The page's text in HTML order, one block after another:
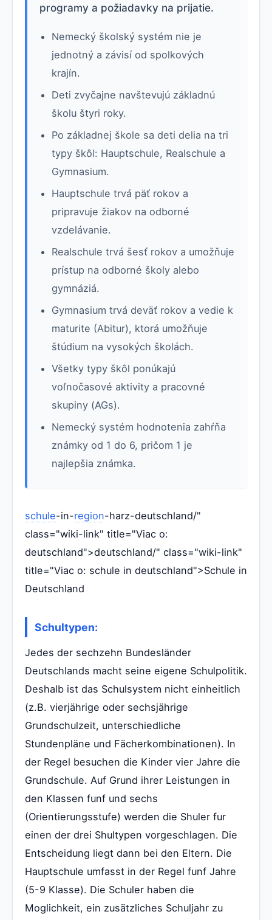
programy a požiadavky na prijatie.
Nemecký školský systém nie je
jednotný a závisí od spolkových
krajín.
Deti zvyčajne navštevujú základnú
školu štyri roky.
Po základnej škole sa deti delia na tri
typy škôl: Hauptschule, Realschule a
Gymnasium.
Hauptschule trvá päť rokov a
pripravuje žiakov na odborné
vzdelávanie.
Realschule trvá šesť rokov a umožňuje
prístup na odborné školy alebo
gymnáziá.
Gymnasium trvá deväť rokov a vedie k
maturite (Abitur), ktorá umožňuje
štúdium na vysokých školách.
Všetky typy škôl ponúkajú
voľnočasové aktivity a pracovné
skupiny (AGs).
Nemecký systém hodnotenia zahŕňa
známky od 1 do 6, pričom 1 je
najlepšia známka.
schule-in-region-harz-deutschland/"
class="wiki-link" title="Viac o:
deutschland">deutschland/" class="wiki-link"
title="Viac o: schule in deutschland">Schule in
Deutschland
Schultypen:
Jedes der sechzehn Bundesländer
Deutschlands macht seine eigene Schulpolitik.
Deshalb ist das Schulsystem nicht einheitlich
(z.B. vierjährige oder sechsjährige
Grundschulzeit, unterschiedliche
Stundenpläne und Fächerkombinationen). In
der Regel besuchen die Kinder vier Jahre die
Grundschule. Auf Grund ihrer Leistungen in
den Klassen funf und sechs
(Orientierungsstufe) werden die Shuler fur
einen der drei Shultypen vorgeschlagen. Die
Entscheidung liegt dann bei den Eltern. Die
Hauptschule umfasst in der Regel funf Jahre
(5-9 Klasse). Die Schuler haben die
Moglichkeit, ein zusätzliches Schuljahr zu